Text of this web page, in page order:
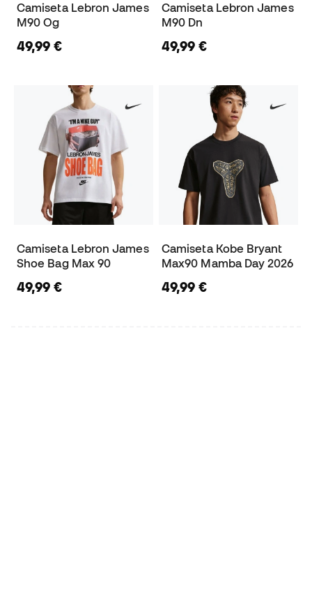
Camiseta Lebron James
M90 Og
49,99 €
Camiseta Lebron James
M90 Dn
49,99 €
Camiseta Lebron James
Shoe Bag Max 90
49,99 €
Camiseta Kobe Bryant
Max90 Mamba Day 2026
49,99 €